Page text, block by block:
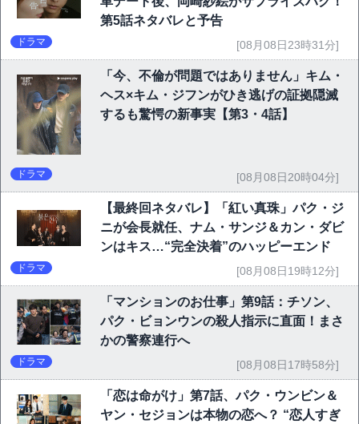
第5話ネタバレと予告
ドラマ [08月08日23時31分]
「今、不倫が問題ではありません」キム・
ヘス×キム・ジフンがひき逃げの証拠隠滅
するも驚愕の新事実【第3・4話】
ドラマ [08月08日20時04分]
【最終回ネタバレ】「紅い真珠」パク・ジ
ニが会長就任、ナム・サンジ＆カン・ダビ
ンはキス…“完全決着”のハッピーエンド
ドラマ [08月08日19時12分]
「マンションのお仕事」第9話：チソン、
パク・ビョンウンの殺人指示に直面！まさ
かの警察連行へ
ドラマ [08月08日17時58分]
「恋は命がけ」第7話、パク・ウンビン＆
ヤン・セジョンは本物の恋へ？ “恋人すぎ